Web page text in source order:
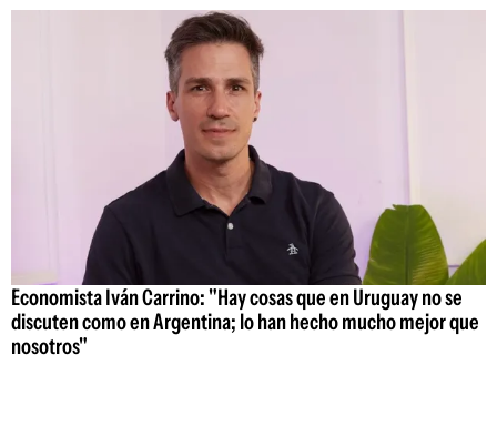
Economista Iván Carrino: "Hay cosas que en Uruguay no se
discuten como en Argentina; lo han hecho mucho mejor que
nosotros"